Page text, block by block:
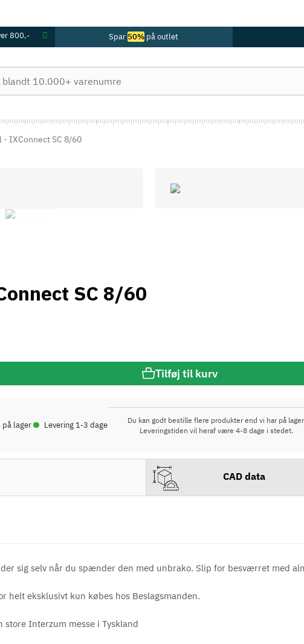
800,- Spar 50% på outlet
- IXConnect SC 8/60
sig selv når du spænder den med unbrako. Slip for besværret med
helt eksklusivt kun købes hos Beslagsmanden.
Interzum messe i Tyskland
SC 8/60
Tilføj til kurv
på lager• Levering 1-3 dage
Du kan godt bestille flere produkter end vi har på
Leveringstiden vil heraf være 4-8 dage i stedet.
CAD data